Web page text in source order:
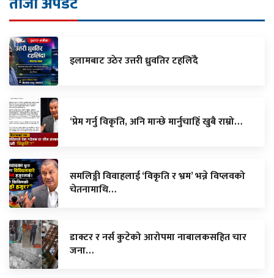
इलामबाट उठेर उत्तरी ध्रुवतिर टहलिँदै
‘प्रेम गर्नु विकृति, अनि मान्छे मार्नुचाहिँ खुबै राम्रो…
समलिङ्गी विवाहलाई ‘विकृति र भ्रम’ भन्ने विप्लवको
चेतनामाथि…
डाक्टर र नर्स कुटेको आरोपमा नाबालकसहित चार
जना…